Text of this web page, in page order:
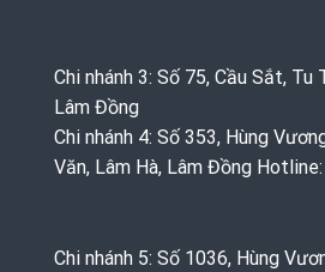
Chi nhánh 3: Số 75, Cầu Sắt, Tu
Lâm Đồng
Chi nhánh 4: Số 353, Hùng
Văn, Lâm Hà, Lâm Đồng
Chi nhánh 5: Số 1036, Hùng